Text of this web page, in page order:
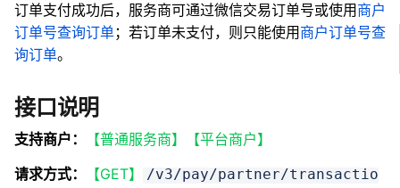
订单支付成功后，服务商可通过微信交易订单号或使用 商户
订单号查询订单；若订单未支付，则只能使用 商户订单号查
询订单。
接口说明
支持商户：
【普通服务商】【平台商户】
请求方式：
【GET】
/v3/pay/partner/transactio